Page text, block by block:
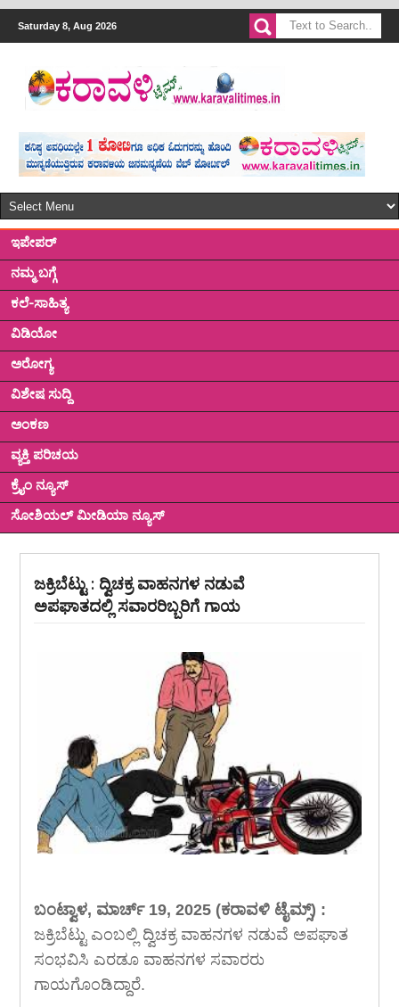
Saturday 8, Aug 2026
ಇಪೇಪರ್
ನಮ್ಮ ಬಗ್ಗೆ
ಕಲೆ-ಸಾಹಿತ್ಯ
ವಿಡಿಯೋ
ಅರೋಗ್ಯ
ವಿಶೇಷ ಸುದ್ದಿ
ಅಂಕಣ
ವ್ಯಕ್ತಿ ಪರಿಚಯ
ಕ್ರೈಂ ನ್ಯೂಸ್
ಸೋಶಿಯಲ್ ಮೀಡಿಯಾ ನ್ಯೂಸ್
ಜಕ್ರಿಬೆಟ್ಟು : ದ್ವಿಚಕ್ರ ವಾಹನಗಳ ನಡುವೆ
ಅಪಘಾತದಲ್ಲಿ ಸವಾರರಿಬ್ಬರಿಗೆ ಗಾಯ
ಬಂಟ್ವಾಳ, ಮಾರ್ಚ್ 19, 2025 (ಕರಾವಳಿ ಟೈಮ್ಸ್) :
ಜಕ್ರಿಬೆಟ್ಟು ಎಂಬಲ್ಲಿ ದ್ವಿಚಕ್ರ ವಾಹನಗಳ ನಡುವೆ ಅಪಘಾತ
ಸಂಭವಿಸಿ ಎರಡೂ ವಾಹನಗಳ ಸವಾರರು
ಗಾಯಗೊಂಡಿದ್ದಾರೆ.